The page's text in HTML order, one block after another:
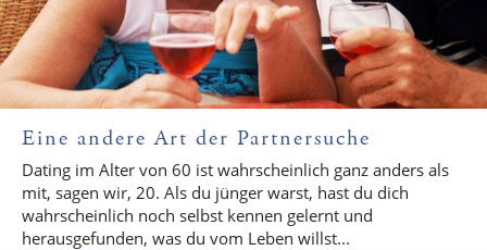
Eine andere Art der Partnersuche
Dating im Alter von 60 ist wahrscheinlich ganz anders als
mit, sagen wir, 20. Als du jünger warst, hast du dich
wahrscheinlich noch selbst kennen gelernt und
herausgefunden, was du vom Leben willst...